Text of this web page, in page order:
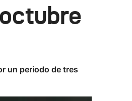
Lo último
un periodo de tres